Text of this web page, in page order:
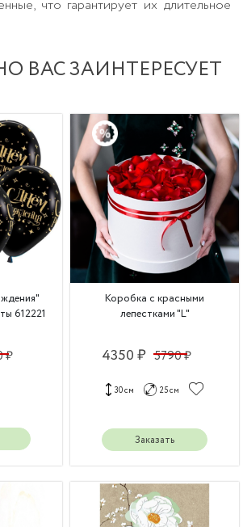
что гарантирует их длительное
ВАС ЗАИНТЕРЕСУЕТ
612221
₽
Коробка с красными
лепестками "L"
4350 ₽ 5790 ₽
30 см 25 см
Заказать